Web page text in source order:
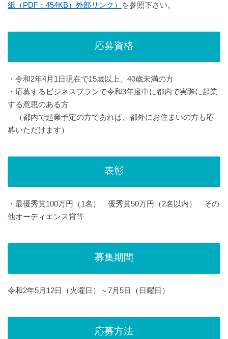
紙（PDF：454KB）外部リンク）
を参照下さい。
応募資格
・令和2年4月1日現在で15歳以上、40歳未満の方
・応募するビジネスプランで令和3年度中に都内で実際に起業
する意思のある方
（都内で起業予定の方であれば、都外にお住まいの方も応
募いただけます）
表彰
・最優秀賞100万円（1名） 優秀賞50万円（2名以内） その
他オーディエンス賞等
募集期間
令和2年5月12日（火曜日）～7月5日（日曜日）
応募方法